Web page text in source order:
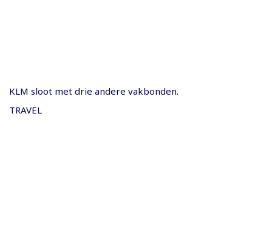
KLM sloot met drie andere vakbonden.
TRAVEL